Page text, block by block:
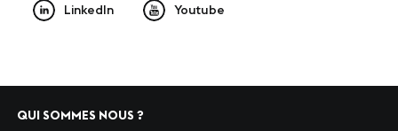
LinkedIn Youtube
QUI SOMMES NOUS ?